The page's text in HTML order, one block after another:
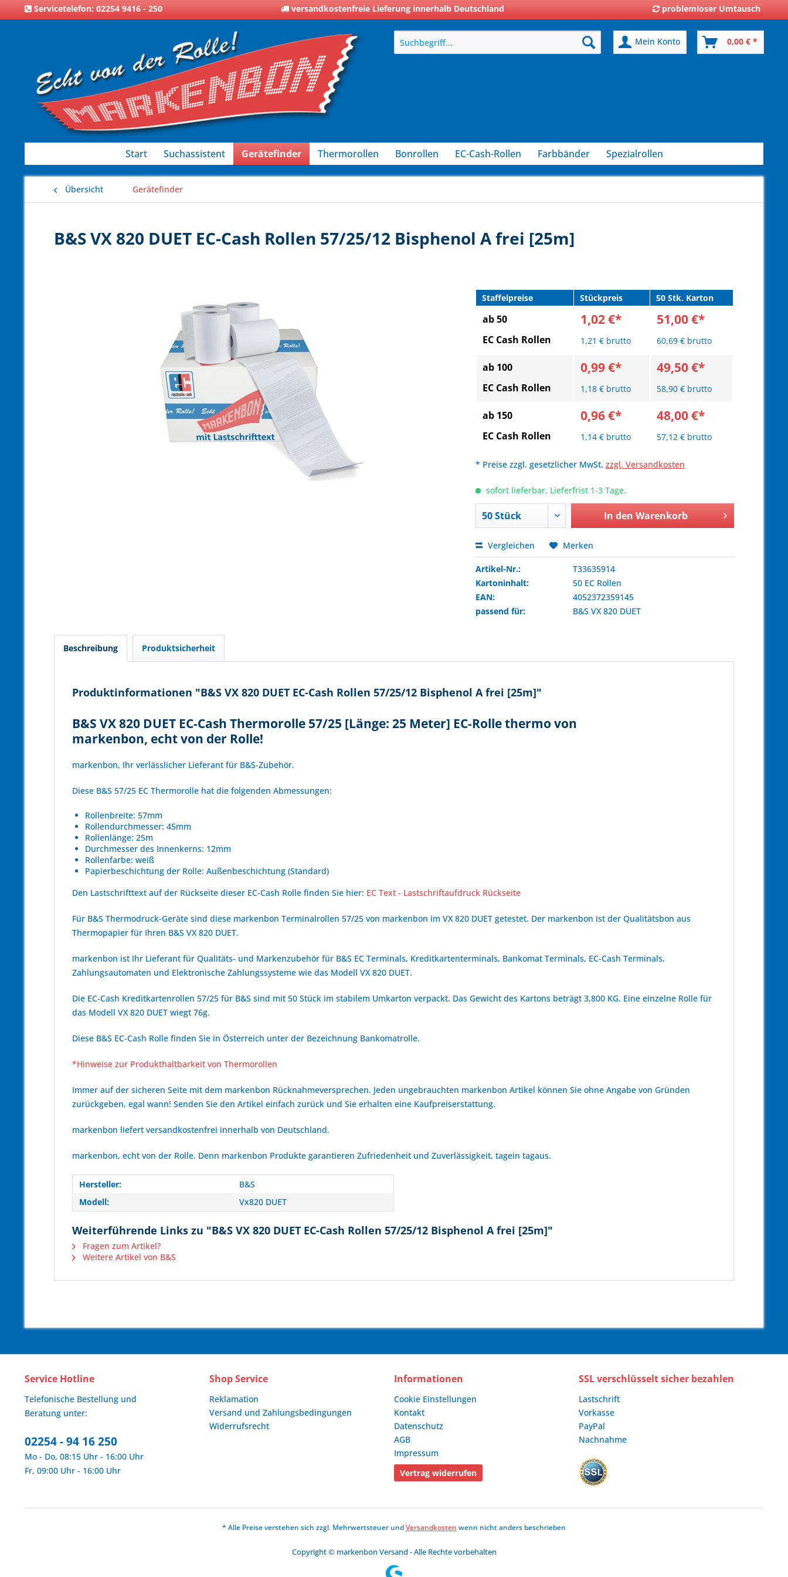
Servicetelefon: 02254 9416 - 250 versandkostenfreie Lieferung innerhalb Deutschland problemloser Umtausch
Mein Konto 0,00 € *
Start Suchassistent Gerätefinder Thermorollen Bonrollen EC-Cash-Rollen Farbbänder Spezialrollen
Übersicht Gerätefinder
B&S VX 820 DUET EC-Cash Rollen 57/25/12 Bisphenol A frei [25m]
Staffelpreise Stückpreis 50 Stk. Karton
ab 50
EC Cash Rollen
1,02 €*
1,21 € brutto
51,00 €*
60,69 € brutto
ab 100
EC Cash Rollen
0,99 €*
1,18 € brutto
49,50 €*
58,90 € brutto
ab 150
EC Cash Rollen
0,96 €*
1,14 € brutto
48,00 €*
57,12 € brutto
* Preise zzgl. gesetzlicher MwSt.zzgl. Versandkosten
sofort lieferbar, Lieferfrist 1-3 Tage.
In den Warenkorb
Vergleichen Merken
Artikel-Nr.:
T33635914
Kartoninhalt:
50 EC Rollen
EAN:
4052372359145
passend für:
B&S VX 820 DUET
Beschreibung Produktsicherheit
Produktinformationen "B&S VX 820 DUET EC-Cash Rollen 57/25/12 Bisphenol A frei [25m]"
B&S VX 820 DUET EC-Cash Thermorolle 57/25 [Länge: 25 Meter] EC-Rolle thermo von
markenbon, echt von der Rolle!
markenbon, Ihr verlässlicher Lieferant für B&S-Zubehör.
Diese B&S 57/25 EC Thermorolle hat die folgenden Abmessungen:
Rollenbreite: 57mm
Rollendurchmesser: 45mm
Rollenlänge: 25m
Durchmesser des Innenkerns: 12mm
Rollenfarbe: weiß
Papierbeschichtung der Rolle: Außenbeschichtung (Standard)
Den Lastschrifttext auf der Rückseite dieser EC-Cash Rolle finden Sie hier: EC Text - Lastschriftaufdruck Rückseite
Für B&S Thermodruck-Geräte sind diese markenbon Terminalrollen 57/25 von markenbon im VX 820 DUET getestet. Der markenbon ist der Qualitätsbon aus
Thermopapier für Ihren B&S VX 820 DUET.
markenbon ist Ihr Lieferant für Qualitäts- und Markenzubehör für B&S EC Terminals, Kreditkartenterminals, Bankomat Terminals, EC-Cash Terminals,
Zahlungsautomaten und Elektronische Zahlungssysteme wie das Modell VX 820 DUET.
Die EC-Cash Kreditkartenrollen 57/25 für B&S sind mit 50 Stück im stabilem Umkarton verpackt. Das Gewicht des Kartons beträgt 3,800 KG. Eine einzelne Rolle für
das Modell VX 820 DUET wiegt 76g.
Diese B&S EC-Cash Rolle finden Sie in Österreich unter der Bezeichnung Bankomatrolle.
*Hinweise zur Produkthaltbarkeit von Thermorollen
Immer auf der sicheren Seite mit dem markenbon Rücknahmeversprechen. Jeden ungebrauchten markenbon Artikel können Sie ohne Angabe von Gründen
zurückgeben, egal wann! Senden Sie den Artikel einfach zurück und Sie erhalten eine Kaufpreiserstattung.
markenbon liefert versandkostenfrei innerhalb von Deutschland.
markenbon, echt von der Rolle. Denn markenbon Produkte garantieren Zufriedenheit und Zuverlässigkeit, tagein tagaus.
Hersteller:
B&S
Modell:
Vx820 DUET
Weiterführende Links zu "B&S VX 820 DUET EC-Cash Rollen 57/25/12 Bisphenol A frei [25m]"
Fragen zum Artikel?
Weitere Artikel von B&S
Service Hotline
Telefonische Bestellung und
Beratung unter:
02254 - 94 16 250
Mo - Do, 08:15 Uhr - 16:00 Uhr
Fr, 09:00 Uhr - 16:00 Uhr
Shop Service
Reklamation
Versand und Zahlungsbedingungen
Widerrufsrecht
Informationen
Cookie Einstellungen
Kontakt
Datenschutz
AGB
Impressum
Vertrag widerrufen
SSL verschlüsselt sicher bezahlen
Lastschrift
Vorkasse
PayPal
Nachnahme
* Alle Preise verstehen sich zzgl. Mehrwertsteuer undVersandkosten wenn nicht anders beschrieben
Copyright © markenbon Versand - Alle Rechte vorbehalten